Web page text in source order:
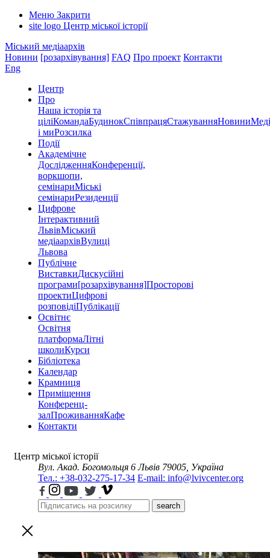
Меню Закрити
site logo Центр міської історії
Міський медіаархів
Новини [розархівування] FAQ Про проект Контакти
Eng
Центр
Про
Наша історія та
ціліКомандаБудинокСпівпрацяСтажуванняНовини
і миРозсилка
Події
Академічне
ДослідженняКонференції,
воркшопи,
семінариМіські
семінариРезиденції
Цифрове
Інтерактивний
ЛьвівМіський
медіаархівВулиці
Львова
Публічне
ВиставкиДискусійні
програми[розархівування]Просторові
проектиЦифрові
розповідіПублікації
Освітнє
Освітня
платформаЛітні
школиКурси
Бібліотека
Календар
Крамниця
Приміщення
Конференц-
залПроживанняКафе
Контакти
Центр міської історії
Вул. Акад. Богомольця 6 Львів 79005, Україна
Тел.: +38-032-275-17-34 E-mail: info@lvivcenter.org
search